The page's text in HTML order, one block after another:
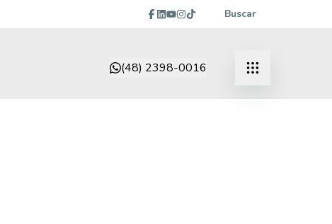
Buscar
(48) 2398-0016